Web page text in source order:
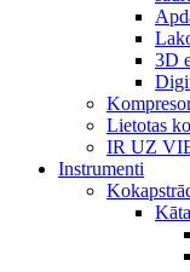
3D
Lietotas
IR UZ
Instrumenti